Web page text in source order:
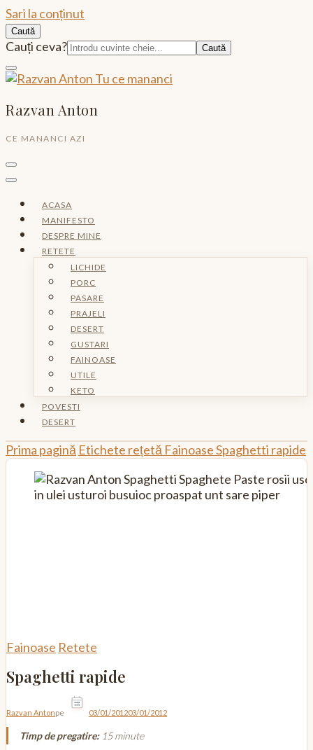
Sari la conținut
Caută
Caută:
Cauți ceva?
Razvan Anton
CE MANANCI AZI
ACASA
MANIFESTO
DESPRE MINE
RETETE
LICHIDE
PORC
PASARE
PRAJELI
DESERT
GUSTARI
FAINOASE
UTILE
KETO
POVESTI
DESERT
Prima pagină Etichete rețetă FainoaseSpaghetti rapide
Fainoase Retete
Spaghetti rapide
Razvan Antonpe 03/01/201203/01/2012
Timp de pregatire:15 minute